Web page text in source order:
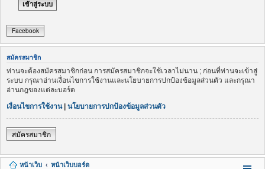
Facebook
สมัครสมาชิก
ท่านจะต้องสมัครสมาชิกก่อน การสมัครสมาชิกจะใช้เวลาไม่นาน ; ก่อนที่ท่านจะเข้าสู่
ระบบ กรุณาอ่านเงื่อนไขการใช้งานและนโยบายการปกป้องข้อมูลส่วนตัว และกรุณา
อ่านกฎของแต่ละบอร์ด
เงื่อนไขการใช้งาน| นโยบายการปกป้องข้อมูลส่วนตัว
สมัครสมาชิก
หน้าเว็บ หน้าเว็บบอร์ด